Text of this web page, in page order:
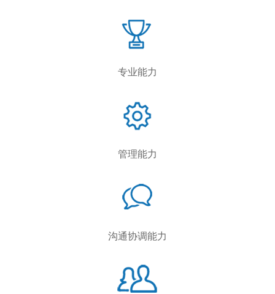
专业能力
管理能力
沟通协调能力